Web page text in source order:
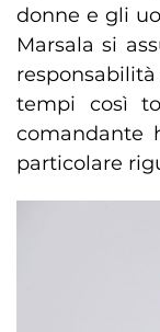
donne e gli
Marsala si
tempi così
comandante
particolare